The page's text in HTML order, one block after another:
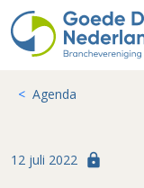
Agenda
12 juli 2022 lock